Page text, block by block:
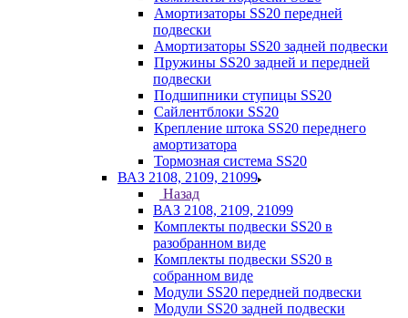
Амортизаторы SS20 передней
подвески
Амортизаторы SS20 задней подвески
Пружины SS20 задней и передней
подвески
Подшипники ступицы SS20
Сайлентблоки SS20
Крепление штока SS20 переднего
амортизатора
Тормозная система SS20
ВАЗ 2108, 2109, 21099
Назад
ВАЗ 2108, 2109, 21099
Комплекты подвески SS20 в
разобранном виде
Комплекты подвески SS20 в
собранном виде
Модули SS20 передней подвески
Модули SS20 задней подвески